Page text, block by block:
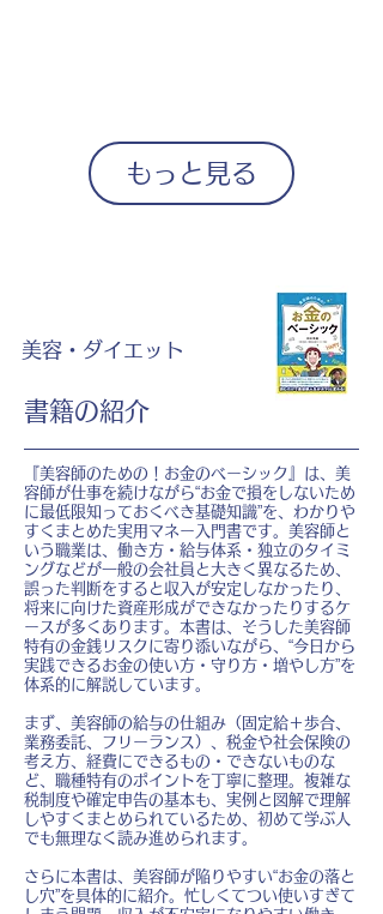
もっと見る
美容・ダイエット
書籍の紹介
『美容師のための！お金のベーシック』は、美
容師が仕事を続けながら“お金で損をしないため
に最低限知っておくべき基礎知識”を、わかりや
すくまとめた実用マネー入門書です。美容師と
いう職業は、働き方・給与体系・独立のタイミ
ングなどが一般の会社員と大きく異なるため、
誤った判断をすると収入が安定しなかったり、
将来に向けた資産形成ができなかったりするケ
ースが多くあります。本書は、そうした美容師
特有の金銭リスクに寄り添いながら、“今日から
実践できるお金の使い方・守り方・増やし方”を
体系的に解説しています。
まず、美容師の給与の仕組み（固定給＋歩合、
業務委託、フリーランス）、税金や社会保険の
考え方、経費にできるもの・できないものな
ど、職種特有のポイントを丁寧に整理。複雑な
税制度や確定申告の基本も、実例と図解で理解
しやすくまとめられているため、初めて学ぶ人
でも無理なく読み進められます。
さらに本書は、美容師が陥りやすい“お金の落と
し穴”を具体的に紹介。忙しくてつい使いすぎて